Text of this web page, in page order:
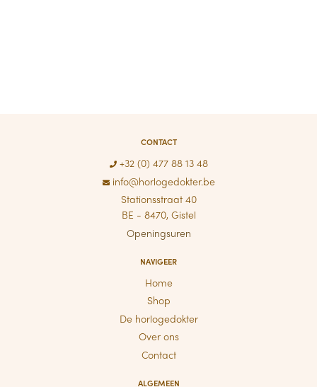
CONTACT
+32 (0) 477 88 13 48
info@horlogedokter.be
Stationsstraat 40
BE - 8470, Gistel
Openingsuren
NAVIGEER
Home
Shop
De horlogedokter
Over ons
Contact
ALGEMEEN